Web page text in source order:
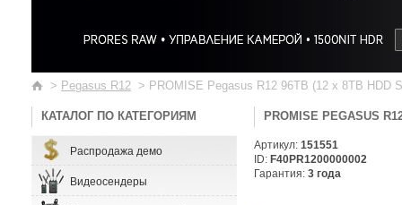
> Pegasus R12 > PROMISE Pegasus R12 96TB (12 x 8TB HDD
КАТАЛОГ ПО КАТЕГОРИЯМ
Распродажа демо
Видеосендеры
PROMISE PEGASUS
Артикул: 151551
ID: F40PR1200000002
Гарантия: 3 года